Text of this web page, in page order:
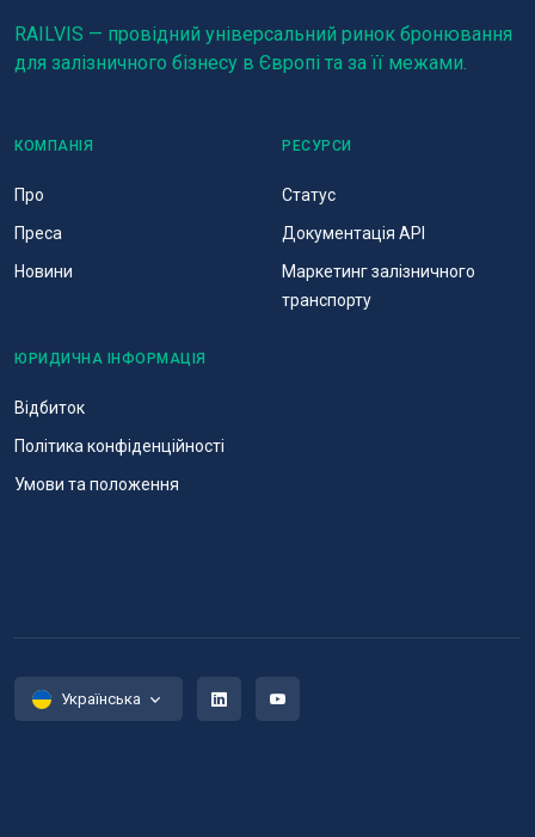
RAILVIS — провідний універсальний ринок бронювання
для залізничного бізнесу в Європі та за її межами.
КОМПАНІЯ
Про
Преса
Новини
РЕСУРСИ
Статус
Документація API
Маркетинг залізничного
транспорту
ЮРИДИЧНА ІНФОРМАЦІЯ
Відбиток
Політика конфіденційності
Умови та положення
Українська